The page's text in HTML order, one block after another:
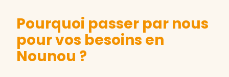
Pourquoi passer par nous
pour vos besoins en
Nounou ?